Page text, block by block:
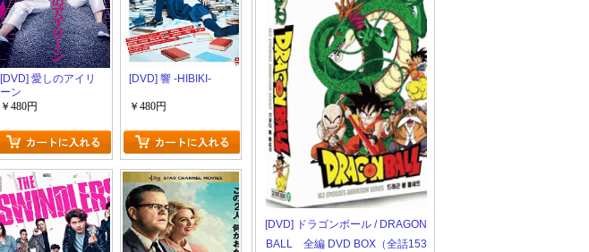
[DVD] 愛しのアイリ
ーン
￥480円
[DVD] 響 -HIBIKI-
￥480円
[DVD] ドラゴンボール / DRAGON
BALL 全編 DVD BOX（全話153